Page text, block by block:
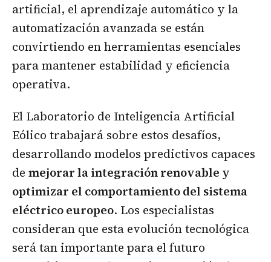
artificial, el aprendizaje automático y la
automatización avanzada se están
convirtiendo en herramientas esenciales
para mantener estabilidad y eficiencia
operativa.
El Laboratorio de Inteligencia Artificial
Eólico trabajará sobre estos desafíos,
desarrollando modelos predictivos capaces
de mejorar la integración renovable y
optimizar el comportamiento del sistema
eléctrico europeo. Los especialistas
consideran que esta evolución tecnológica
será tan importante para el futuro